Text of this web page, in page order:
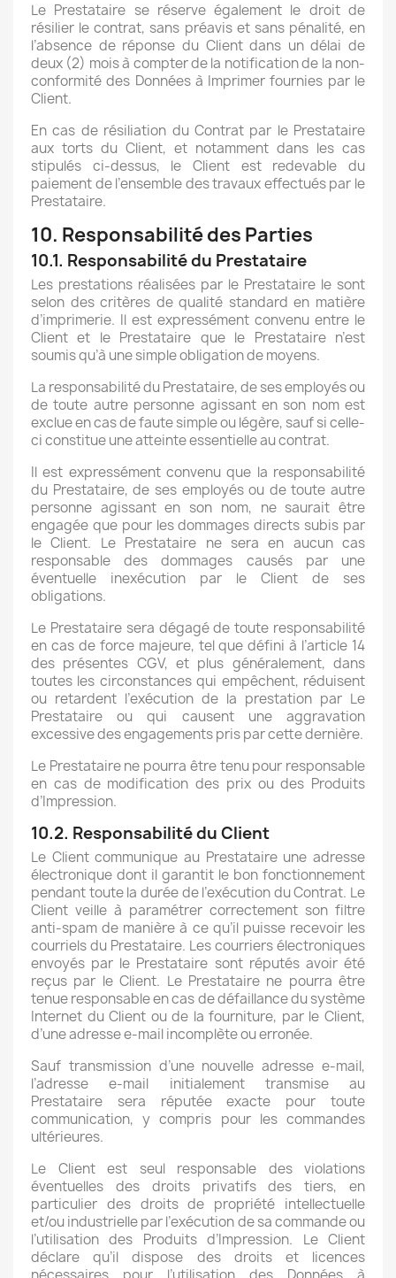
Le Prestataire se réserve également le droit de
résilier le contrat, sans préavis et sans pénalité, en
l’absence de réponse du Client dans un délai de
deux (2) mois à compter de la notification de la non-
conformité des Données à Imprimer fournies par le
Client.
En cas de résiliation du Contrat par le Prestataire
aux torts du Client, et notamment dans les cas
stipulés ci-dessus, le Client est redevable du
paiement de l’ensemble des travaux effectués par le
Prestataire.
10. Responsabilité des Parties
10.1. Responsabilité du Prestataire
Les prestations réalisées par le Prestataire le sont
selon des critères de qualité standard en matière
d’imprimerie. Il est expressément convenu entre le
Client et le Prestataire que le Prestataire n’est
soumis qu’à une simple obligation de moyens.
La responsabilité du Prestataire, de ses employés ou
de toute autre personne agissant en son nom est
exclue en cas de faute simple ou légère, sauf si celle-
ci constitue une atteinte essentielle au contrat.
Il est expressément convenu que la responsabilité
du Prestataire, de ses employés ou de toute autre
personne agissant en son nom, ne saurait être
engagée que pour les dommages directs subis par
le Client. Le Prestataire ne sera en aucun cas
responsable des dommages causés par une
éventuelle inexécution par le Client de ses
obligations.
Le Prestataire sera dégagé de toute responsabilité
en cas de force majeure, tel que défini à l’article 14
des présentes CGV, et plus généralement, dans
toutes les circonstances qui empêchent, réduisent
ou retardent l’exécution de la prestation par Le
Prestataire ou qui causent une aggravation
excessive des engagements pris par cette dernière.
Le Prestataire ne pourra être tenu pour responsable
en cas de modification des prix ou des Produits
d’Impression.
10.2. Responsabilité du Client
Le Client communique au Prestataire une adresse
électronique dont il garantit le bon fonctionnement
pendant toute la durée de l’exécution du Contrat. Le
Client veille à paramétrer correctement son filtre
anti-spam de manière à ce qu’il puisse recevoir les
courriels du Prestataire. Les courriers électroniques
envoyés par le Prestataire sont réputés avoir été
reçus par le Client. Le Prestataire ne pourra être
tenue responsable en cas de défaillance du système
Internet du Client ou de la fourniture, par le Client,
d’une adresse e-mail incomplète ou erronée.
Sauf transmission d’une nouvelle adresse e-mail,
l’adresse e-mail initialement transmise au
Prestataire sera réputée exacte pour toute
communication, y compris pour les commandes
ultérieures.
Le Client est seul responsable des violations
éventuelles des droits privatifs des tiers, en
particulier des droits de propriété intellectuelle
et/ou industrielle par l’exécution de sa commande ou
l’utilisation des Produits d’Impression. Le Client
déclare qu’il dispose des droits et licences